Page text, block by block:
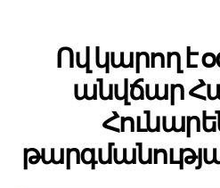
Ով կարող է
անվճար